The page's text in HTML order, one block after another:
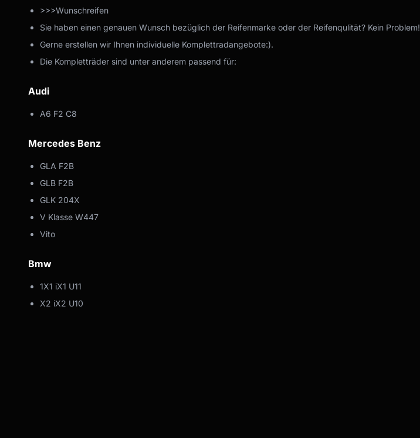
>>>Wunschreifen
Sie haben einen genauen Wunsch bezüglich der Reifenmarke oder der Reifenqulität? Kein Problem!
Gerne erstellen wir Ihnen individuelle Komplettradangebote:).
Die Kompletträder sind unter anderem passend für:
Audi
A6 F2 C8
Mercedes Benz
GLA F2B
GLB F2B
GLK 204X
V Klasse W447
Vito
Bmw
1X1 iX1 U11
X2 iX2 U10